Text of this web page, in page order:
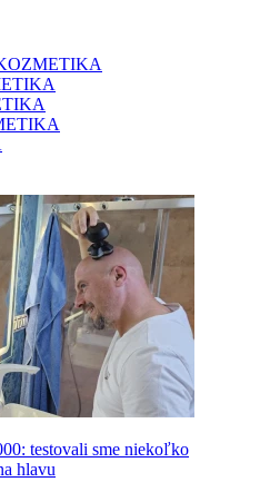
testovali sme niekoľko
hlavu